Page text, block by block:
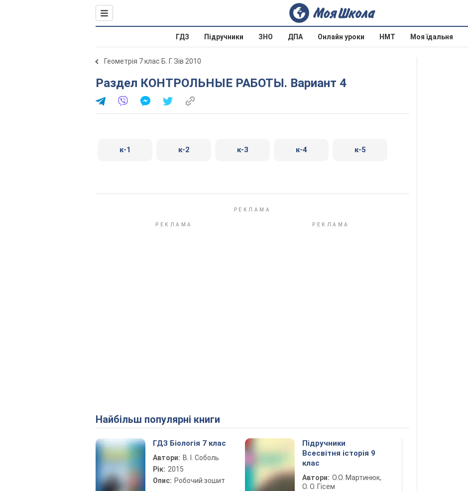
ГДЗ Підручники ЗНО ДПА Онлайн уроки НМТ Моя їдальня
Геометрія 7 клас Б. Г. Зів 2010
Раздел КОНТРОЛЬНЫЕ РАБОТЫ. Вариант 4
к-1 к-2 к-3 к-4 к-5
Найбільш популярні книги
ГДЗ Біологія 7 клас
Автори: В. І. Соболь
Рік: 2015
Опис: Робочий зошит
Підручники
Всесвітня історія 9
клас
Автори: О.О. Мартинюк,
О. О. Гісем